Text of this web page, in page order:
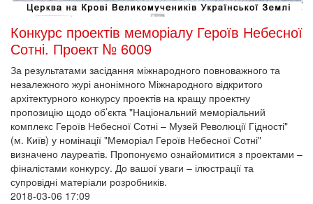
Конкурс проектів меморіалу Героїв Небесної
Сотні. Проект № 6009
За результатами засідання міжнародного повноважного та
незалежного журі анонімного Міжнародного відкритого
архітектурного конкурсу проектів на кращу проектну
пропозицію щодо об’єкта "Національний меморіальний
комплекс Героїв Небесної Сотні – Музей Революції Гідності"
(м. Київ) у номінації "Меморіал Героїв Небесної Сотні"
визначено лауреатів. Пропонуємо ознайомитися з проектами –
фіналістами конкурсу. До вашої уваги – ілюстрації та
супровідні матеріали розробників.
2018-03-06 17:09